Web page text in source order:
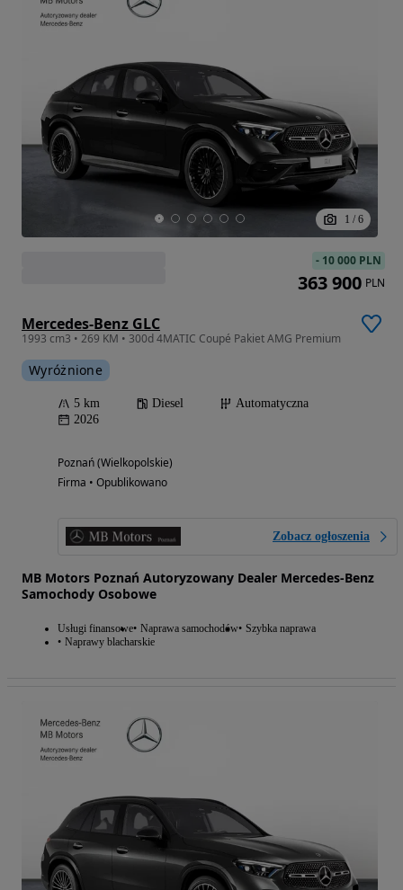
1 / 6
Mercedes-Benz GLC
1993 cm3 • 269 KM • 300d 4MATIC Coupé Pakiet AMG Premium
Wyróżnione
5 km Diesel
Automatyczna
2026
Poznań (Wielkopolskie)
Firma • Opublikowano
Zobacz ogłoszenia
MB Motors Poznań Autoryzowany Dealer Mercedes-Benz
Samochody Osobowe
Usługi finansowe Naprawa samochodów Szybka naprawa
Naprawy blacharskie
- 10 000 PLN
363 900 PLN